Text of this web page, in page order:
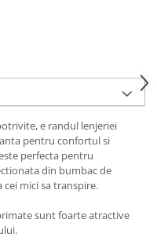
e randul lenjeriei
pentru confortul si
perfecta pentru
din bumbac de
mici sa transpire.
sunt foarte atractive